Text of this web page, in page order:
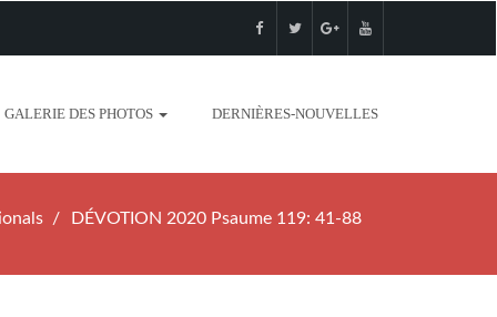
GALERIE DES PHOTOS DERNIÈRES-NOUVELLES
DÉVOTION 2020 Psaume 119: 41-88